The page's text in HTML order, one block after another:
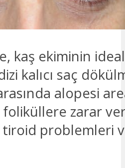
kaş ekiminin
kalıcı saç
alopesi
zarar
tiroid problemleri